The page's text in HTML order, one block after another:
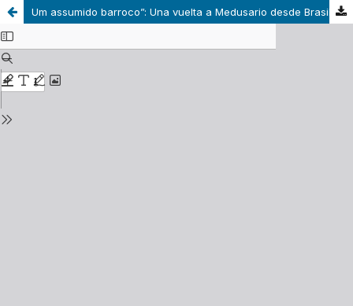
Um assumido barroco”: Una vuelta a Medusario desde Brasil y Portugal